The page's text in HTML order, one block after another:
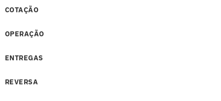
COTAÇÃO
OPERAÇÃO
ENTREGAS
REVERSA